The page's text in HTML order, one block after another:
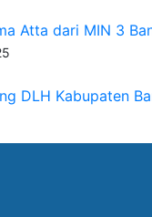
Atta dari MIN 3
DLH Kabupaten